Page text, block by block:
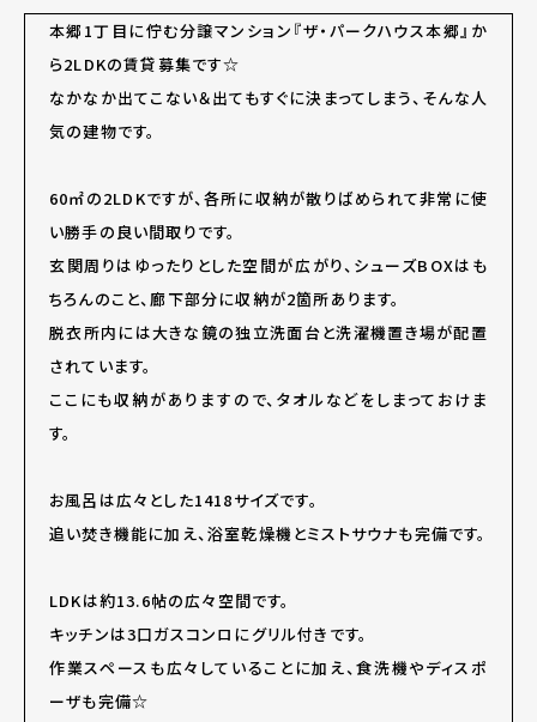
本郷1丁目に佇む分譲マンション『ザ・パークハウス本郷』か
ら2LDKの賃貸募集です☆
なかなか出てこない＆出てもすぐに決まってしまう、そんな人
気の建物です。
60㎡の2LDKですが、各所に収納が散りばめられて非常に使
い勝手の良い間取りです。
玄関周りはゆったりとした空間が広がり、シューズBOXはも
ちろんのこと、廊下部分に収納が2箇所あります。
脱衣所内には大きな鏡の独立洗面台と洗濯機置き場が配置
されています。
ここにも収納がありますので、タオルなどをしまっておけま
す。
お風呂は広々とした1418サイズです。
追い焚き機能に加え、浴室乾燥機とミストサウナも完備です。
LDKは約13.6帖の広々空間です。
キッチンは3口ガスコンロにグリル付きです。
作業スペースも広々していることに加え、食洗機やディスポ
ーザも完備☆